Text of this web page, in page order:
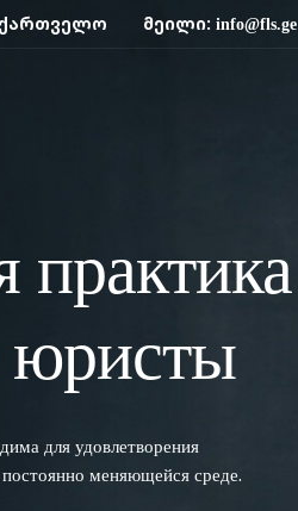
მეილი: info@fls.ge
практика
для удовлетворения
меняющейся среде.